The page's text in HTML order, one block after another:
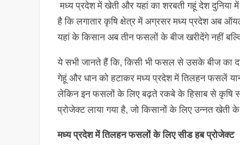
मध्य प्रदेश में खेती और यहां का शरबती गहूं देश दुनिया
है कि लगातार कृषि क्षेत्र में अग्रसर मध्य प्रदेश अब
यहां के किसान अब तीन फसलों के बीज खरीदेंगे नहीं
ये सभी जानते हैं कि, किसी भी फसल से उसके बीज का
गेहूं और धान को हटाकर मध्य प्रदेश में तिलहन फसलें
लेकिन इन फसलों के लिए बढ़ते रकबे के हिसाब से कृषि
प्रोजेक्ट लाया गया है, जो किसानों के लिए उन्नत खेती
मध्य प्रदेश में तिलहन फसलों के लिए सीड हब प्रोजेक्ट